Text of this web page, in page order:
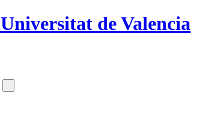
Universitat de Valencia